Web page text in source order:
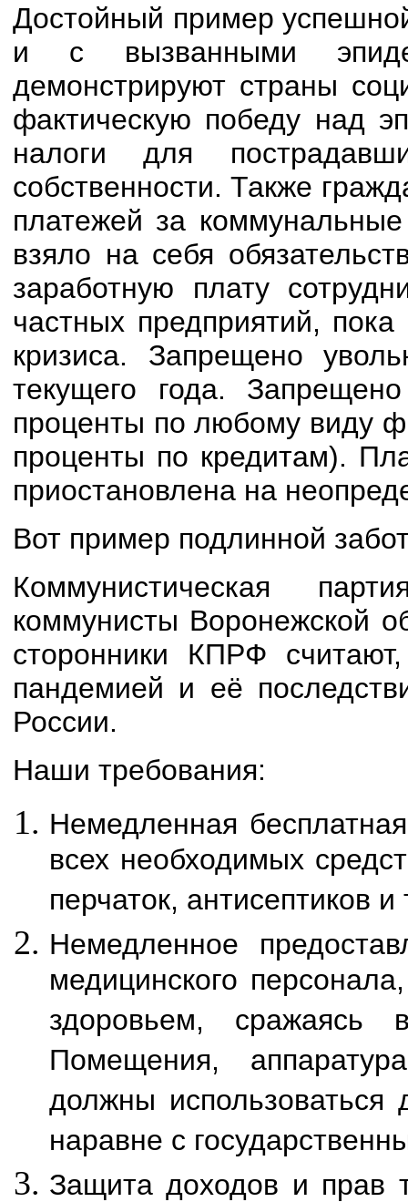
Достойный пример
и с вызванными
демонстрируют страны
фактическую победу над
налоги для
собственности. Также
платежей за
взяло на себя
заработную плату
частных предприятий,
кризиса. Запрещено
текущего года.
проценты по любому виду
проценты по кредитам).
приостановлена на
Вот пример подлинной
Коммунистическая
коммунисты Воронежской
сторонники КПРФ
пандемией и её
России.
Наши требования:
Немедленная
всех необходимых
перчаток, антисептиков
Немедленное
медицинского
здоровьем, сражаясь
Помещения,
должны
наравне с
Защита доходов и прав